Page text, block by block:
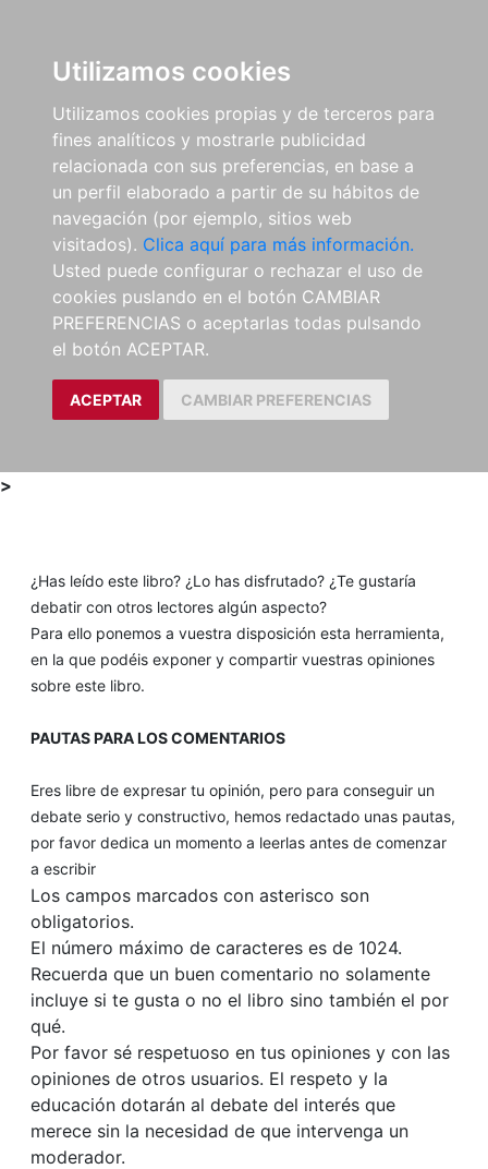
Utilizamos cookies
Utilizamos cookies propias y de terceros para
fines analíticos y mostrarle publicidad
relacionada con sus preferencias, en base a
un perfil elaborado a partir de su hábitos de
navegación (por ejemplo, sitios web
visitados). Clica aquí para más información.
Usted puede configurar o rechazar el uso de
cookies puslando en el botón CAMBIAR
PREFERENCIAS o aceptarlas todas pulsando
el botón ACEPTAR.
ACEPTAR CAMBIAR PREFERENCIAS
>
¿Has leído este libro? ¿Lo has disfrutado? ¿Te gustaría
debatir con otros lectores algún aspecto?
Para ello ponemos a vuestra disposición esta herramienta,
en la que podéis exponer y compartir vuestras opiniones
sobre este libro.
PAUTAS PARA LOS COMENTARIOS
Eres libre de expresar tu opinión, pero para conseguir un
debate serio y constructivo, hemos redactado unas pautas,
por favor dedica un momento a leerlas antes de comenzar
a escribir
Los campos marcados con asterisco son
obligatorios.
El número máximo de caracteres es de 1024.
Recuerda que un buen comentario no solamente
incluye si te gusta o no el libro sino también el por
qué.
Por favor sé respetuoso en tus opiniones y con las
opiniones de otros usuarios. El respeto y la
educación dotarán al debate del interés que
merece sin la necesidad de que intervenga un
moderador.